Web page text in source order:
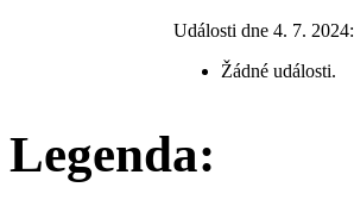
Události dne 4. 7. 2024:
Žádné události.
Legenda: